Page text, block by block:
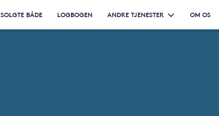
SOLGTE BÅDE LOGBOGEN ANDRE TJENESTER OM OS